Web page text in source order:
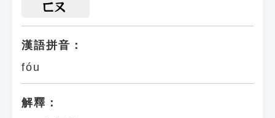
ㄈㄡ
漢語拼音：
fóu
解釋：